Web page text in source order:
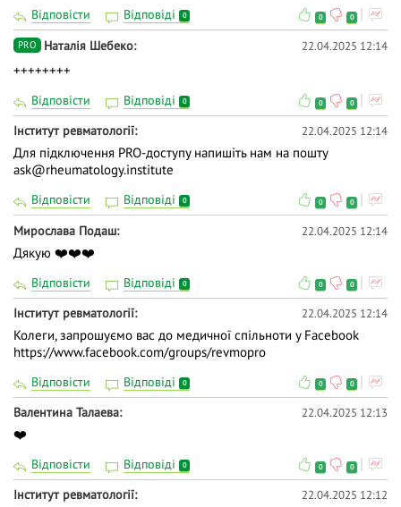
Відповісти Відповіді 0 0 0
PRO Наталія Шебеко 22.04.2025 12:14
++++++++
Відповісти Відповіді 0 0 0
Інститут ревматології 22.04.2025 12:14
Для підключення PRO-доступу напишіть нам на пошту
ask@rheumatology.institute
Відповісти Відповіді 0 0 0
Мирослава Подаш 22.04.2025 12:14
Дякую ❤️❤️❤️
Відповісти Відповіді 0 0 0
Інститут ревматології 22.04.2025 12:14
Колеги, запрошуємо вас до медичної спільноти у Facebook
https://www.facebook.com/groups/revmopro
Відповісти Відповіді 0 0 0
Валентина Талаева 22.04.2025 12:13
❤️
Відповісти Відповіді 0 0 0
Інститут ревматології 22.04.2025 12:12